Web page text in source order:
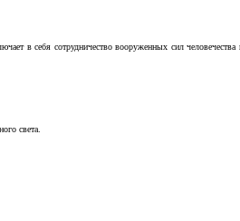
в себя сотрудничество вооруженных сил
света.